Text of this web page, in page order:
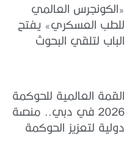
«الكونجرس العالمي
للطب العسكري» يفتح
الباب لتلقي البحوث
القمة العالمية للحوكمة
2026 في دبي.. منصة
دولية لتعزيز الحوكمة